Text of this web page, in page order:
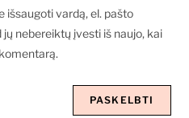
išsaugoti vardą, el. pašto
nebereiktų įvesti iš naujo, kai